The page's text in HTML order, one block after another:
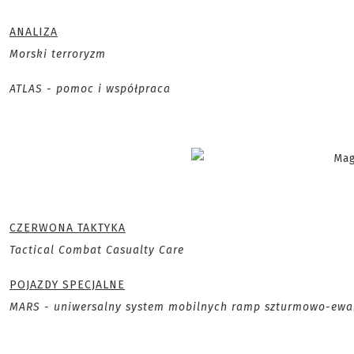
ANALIZA
Morski terroryzm
ATLAS - pomoc i współpraca
CZERWONA TAKTYKA
Tactical Combat Casualty Care
POJAZDY SPECJALNE
MARS - uniwersalny system mobilnych ramp szturmowo-